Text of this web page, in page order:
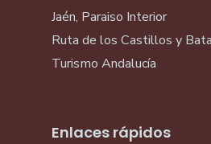
Jaén, Paraiso Interior
Ruta de los Castillos y
Turismo Andalucía
Enlaces rápidos